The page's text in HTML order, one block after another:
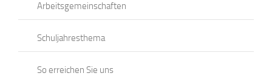
Arbeitsgemeinschaften
Schuljahresthema
So erreichen Sie uns